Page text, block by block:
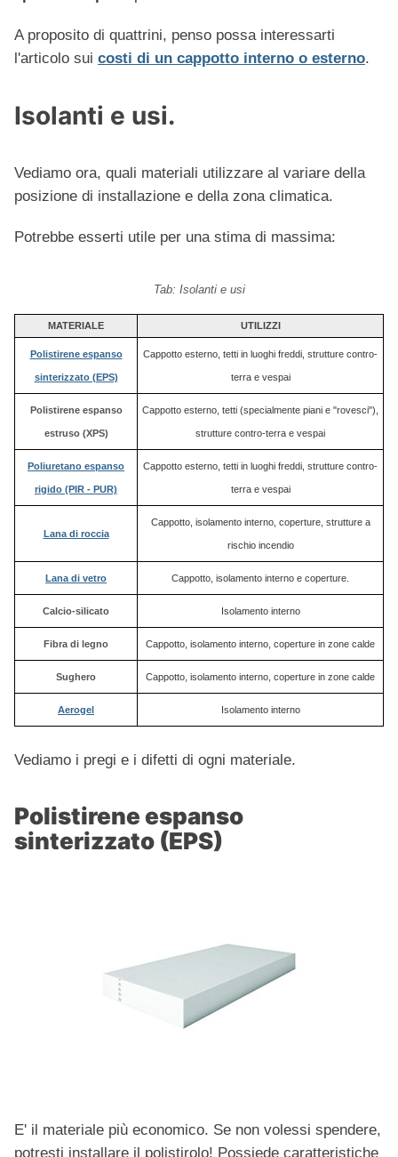
A proposito di quattrini, penso possa interessarti
l'articolo sui costi di un cappotto interno o esterno.
Isolanti e usi.
Vediamo ora, quali materiali utilizzare al variare della
posizione di installazione e della zona climatica.
Potrebbe esserti utile per una stima di massima:
Tab: Isolanti e usi
MATERIALE UTILIZZI
Polistirene espanso
sinterizzato (EPS)
Cappotto esterno, tetti in luoghi freddi, strutture contro-
terra e vespai
Polistirene espanso
estruso (XPS)
Cappotto esterno, tetti (specialmente piani e "rovesci"),
strutture contro-terra e vespai
Poliuretano espanso
rigido (PIR - PUR)
Cappotto esterno, tetti in luoghi freddi, strutture contro-
terra e vespai
Lana di roccia
Cappotto, isolamento interno, coperture, strutture a
rischio incendio
Lana di vetro Cappotto, isolamento interno e coperture.
Calcio-silicato Isolamento interno
Fibra di legno Cappotto, isolamento interno, coperture in zone calde
Sughero Cappotto, isolamento interno, coperture in zone calde
Aerogel Isolamento interno
Vediamo i pregi e i difetti di ogni materiale.
Polistirene espanso
sinterizzato (EPS)
E' il materiale più economico. Se non volessi spendere,
potresti installare il polistirolo! Possiede caratteristiche